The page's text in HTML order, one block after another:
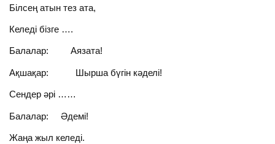
Білсең атын тез ата,
Келеді бізге ….
Балалар: Аязата!
Ақшақар: Шырша бүгін кәделі!
Сендер әрі ……
Балалар: Әдемі!
Жаңа жыл келеді.